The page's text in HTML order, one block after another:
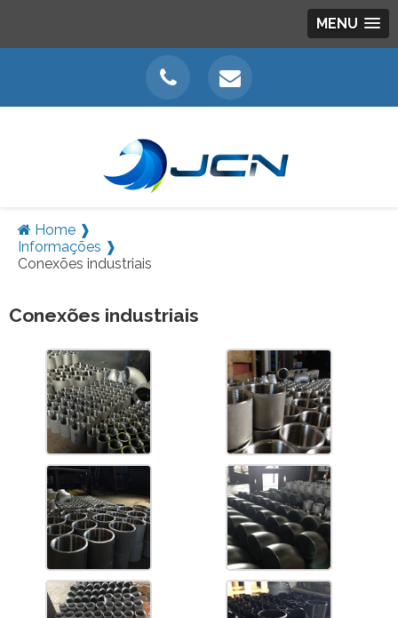
MENU
Home ❱
Informações ❱
Conexões industriais
Conexões industriais